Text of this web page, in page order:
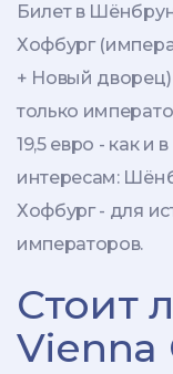
Билет в
Хофбург
+ Новый дворец)
только
19,5 евро - как
интересам:
Хофбург - для
императоров.
Стоит
Vienna